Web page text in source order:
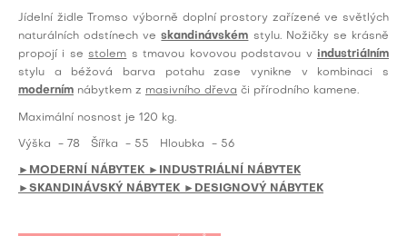
Jídelní židle Tromso výborně doplní prostory zařízené ve světlých
naturálních odstínech veskandinávském stylu. Nožičky se krásně
propojí i sestolem s tmavou kovovou podstavou v industriálním
stylu a béžová barva potahu zase vynikne v kombinaci s
moderním nábytkem z masivního dřeva či přírodního kamene.
Maximální nosnost je 120 kg.
Výška - 78 Šířka - 55 Hloubka - 56
►MODERNÍ NÁBYTEK ►INDUSTRIÁLNÍ NÁBYTEK
►SKANDINÁVSKÝ NÁBYTEK ►DESIGNOVÝ NÁBYTEK